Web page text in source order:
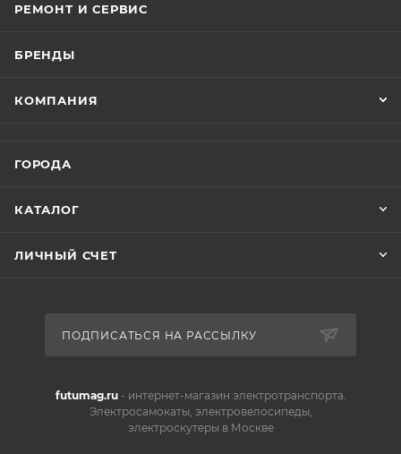
РЕМОНТ И СЕРВИС
БРЕНДЫ
КОМПАНИЯ
ГОРОДА
КАТАЛОГ
ЛИЧНЫЙ СЧЕТ
ПОДПИСАТЬСЯ НА РАССЫЛКУ
futumag.ru- интернет-магазин электротранспорта.
Электросамокаты, электровелосипеды,
электроскутеры в Москве